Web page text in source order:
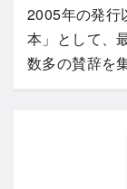
2005年の発行
本」として、
数多の賛辞を